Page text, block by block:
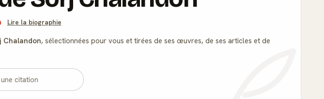
Lire la biographie
Chalandon, sélectionnées pour vous et tirées de ses œuvres, de ses articles et de